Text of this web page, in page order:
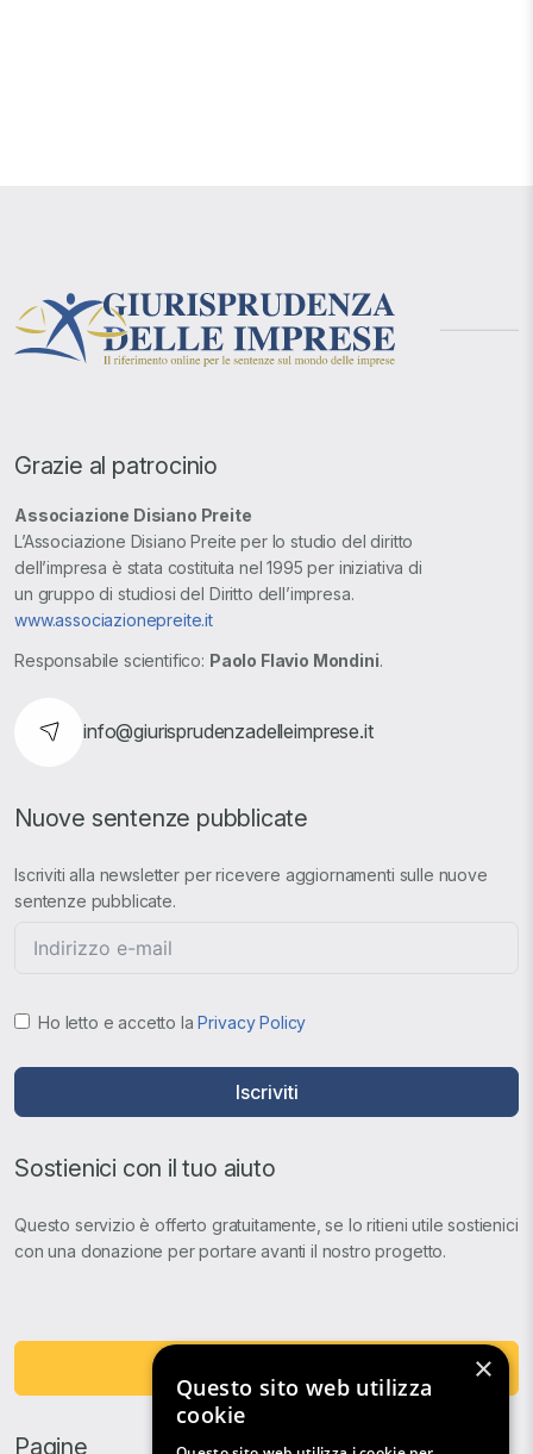
Grazie al patrocinio
Associazione Disiano Preite
L’Associazione Disiano Preite per lo studio del diritto
dell’impresa è stata costituita nel 1995 per iniziativa di
un gruppo di studiosi del Diritto dell’impresa.
www.associazionepreite.it
Responsabile scientifico: Paolo Flavio Mondini.
info@giurisprudenzadelleimprese.it
Nuove sentenze pubblicate
Iscriviti alla newsletter per ricevere aggiornamenti sulle nuove
sentenze pubblicate.
Ho letto e accetto laPrivacy Policy
Iscriviti
Sostienici con il tuo aiuto
Questo servizio è offerto gratuitamente, se lo ritieni utile sostienici
con una donazione per portare avanti il nostro progetto.
Pagine
×
Questo sito web utilizza
cookie